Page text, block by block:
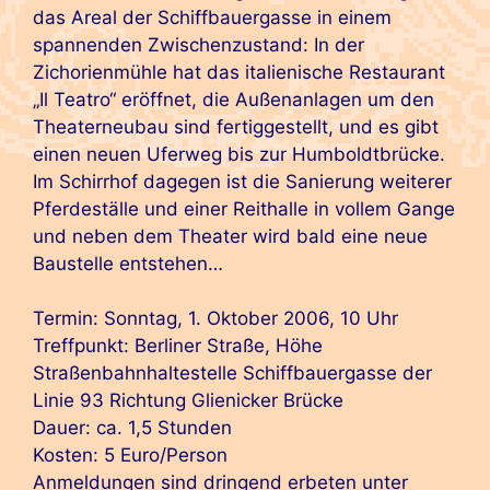
das Areal der Schiffbauergasse in einem
spannenden Zwischenzustand: In der
Zichorienmühle hat das italienische Restaurant
„Il Teatro“ eröffnet, die Außenanlagen um den
Theaterneubau sind fertiggestellt, und es gibt
einen neuen Uferweg bis zur Humboldtbrücke.
Im Schirrhof dagegen ist die Sanierung weiterer
Pferdeställe und einer Reithalle in vollem Gange
und neben dem Theater wird bald eine neue
Baustelle entstehen…
Termin: Sonntag, 1. Oktober 2006, 10 Uhr
Treffpunkt: Berliner Straße, Höhe
Straßenbahnhaltestelle Schiffbauergasse der
Linie 93 Richtung Glienicker Brücke
Dauer: ca. 1,5 Stunden
Kosten: 5 Euro/Person
Anmeldungen sind dringend erbeten unter